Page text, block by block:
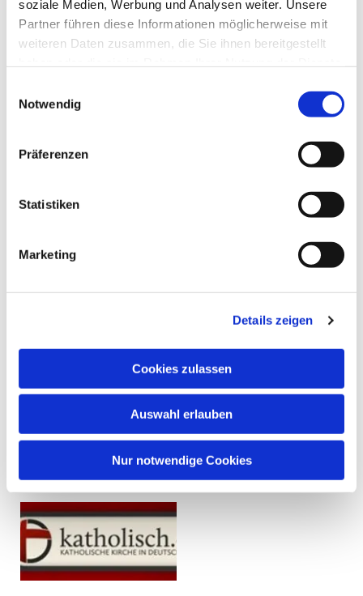
soziale Medien, Werbung und Analysen weiter. Unsere
Partner führen diese Informationen möglicherweise mit
weiteren Daten zusammen, die Sie ihnen bereitgestellt
Notwendig
Präferenzen
Statistiken
Marketing
Details zeigen
Cookies zulassen
Auswahl erlauben
Nur notwendige Cookies